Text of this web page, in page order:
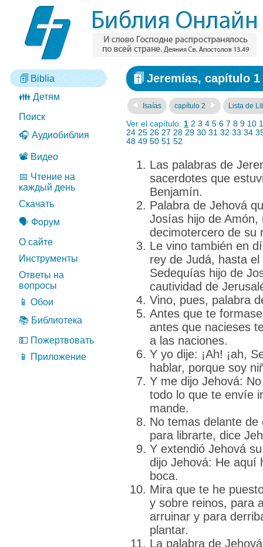
Biblia
👪 Детям
Поиск
🎧 Аудиобиблия
📽️ Видео
📅 Чтение на
каждый день
Скачать
🗣️ Форум
О сайте
Инструменты
Ответы на
вопросы
📱 Обои
📚 Библиотека
💵 Пожертвовать
📱 Приложение
Jeremías, capítulo 1
Isaías capítulo 2 Lista de
Ver el capítulo: 1 2 3 4 5 6 7 8 9 10
24 25 26 27 28 29 30 31 32 33 34
48 49 50 51 52
Las palabras de
sacerdotes que
Benjamín.
Palabra de Jehová
Josías hijo de
decimotercero de su
Le vino también en
rey de Judá, hasta
Sedequías hijo de
cautividad de
Vino, pues, palabra
Antes que te
antes que nacieses
a las naciones.
Y yo dije: ¡Ah! ¡ah,
hablar, porque soy
Y me dijo Jehová:
todo lo que te envíe
mande.
No temas delante
para librarte, dice
Y extendió Jehová
dijo Jehová: He aquí
boca.
Mira que te he
y sobre reinos, para
arruinar y para
plantar.
La palabra de